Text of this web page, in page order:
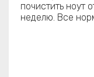
почистить ноут
неделю. Все